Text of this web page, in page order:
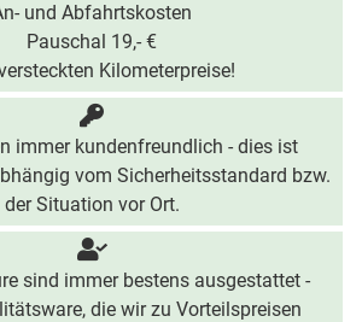
und Abfahrtskosten
Pauschal 19,- €
Kilometerpreise!
immer kundenfreundlich - dies ist
vom Sicherheitsstandard bzw.
der Situation vor Ort.
sind immer bestens ausgestattet -
die wir zu Vorteilspreisen